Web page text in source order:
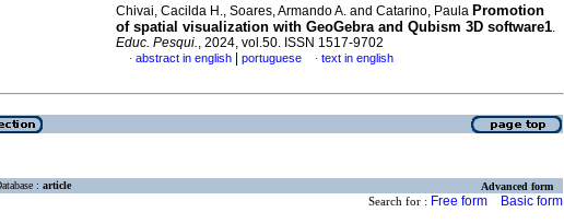
Chivai, Cacilda H., Soares, Armando A. and Catarino, Paula Promotion
of spatial visualization with GeoGebra and Qubism 3D software1.
Educ. Pesqui., 2024, vol.50. ISSN 1517-9702
· abstract in english portuguese · text in english
: article Advanced form
Search for : Free form Basic form